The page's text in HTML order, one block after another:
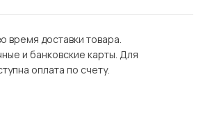
время доставки товара.
и банковские карты. Для
оплата по счету.